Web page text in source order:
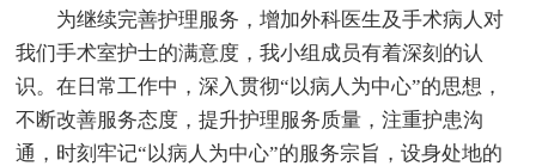
为继续完善护理服务，增加外科医生及手术病人对
我们手术室护士的满意度，我小组成员有着深刻的认
识。在日常工作中，深入贯彻“以病人为中心”的思想，
不断改善服务态度，提升护理服务质量，注重护患沟
通，时刻牢记“以病人为中心”的服务宗旨，设身处地的